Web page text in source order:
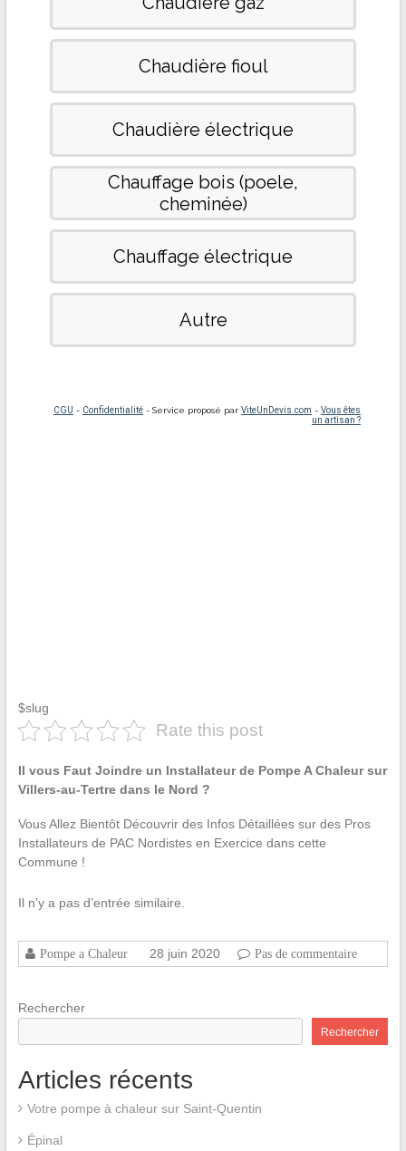
$slug
Rate this post
Il vous Faut Joindre un Installateur de Pompe A Chaleur sur
Villers-au-Tertre dans le Nord ?
Vous Allez Bientôt Découvrir des Infos Détaillées sur des Pros
Installateurs de PAC Nordistes en Exercice dans cette
Commune !
Il n’y a pas d’entrée similaire.
Pompe a Chaleur 28 juin 2020 Pas de commentaire
Rechercher
Rechercher
Articles récents
Votre pompe à chaleur sur Saint-Quentin
Épinal